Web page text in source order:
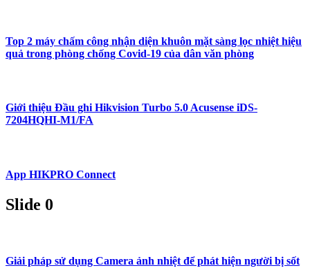
Top 2 máy chấm công nhận diện khuôn mặt sàng lọc nhiệt hiệu
quả trong phòng chống Covid-19 của dân văn phòng
Giới thiệu Đầu ghi Hikvision Turbo 5.0 Acusense iDS-
7204HQHI-M1/FA
App HIKPRO Connect
Slide 0
Giải pháp sử dụng Camera ảnh nhiệt để phát hiện người bị sốt